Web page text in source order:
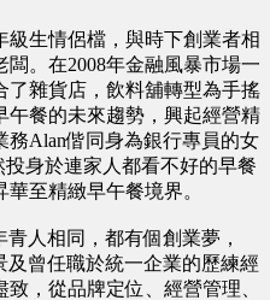
級生情侶檔，與時下創業者相
。在2008年金融風暴市場一
了雜貨店，飲料舖轉型為手搖
午餐的未來趨勢，興起經營精
Alan偕同身為銀行專員的女
身於連家人都看不好的早餐
至精緻早午餐境界。
人相同，都有個創業夢，
曾任職於統一企業的歷練經
，從品牌定位、經營管理、